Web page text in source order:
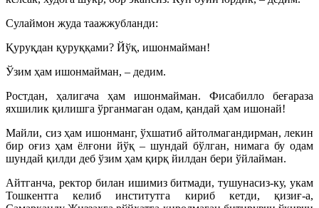
Сулаймон жуда таажжубланди:
Қуруқдан қуруққами? Йўқ, ишонмайман!
Ўзим ҳам ишонмайман, – дедим.
Ростдан, ҳалигача ҳам ишонмайман. Фисабилло беғараза
яхшилик қилишга ўрганмаган одам, қандай ҳам ишонай!
Майли, сиз ҳам ишонманг, ўхшатиб айтолмагандирман, лекин
бир оғиз ҳам ёлғони йўқ – шундай бўлган, нимага бу одам
шундай қилди деб ўзим ҳам қирқ йилдан бери ўйлайман.
Айтганча, ректор билан ишимиз битмади, тушунасиз-ку, укам
Тошкентга келиб институтга кириб кетди, қизиғ-а,